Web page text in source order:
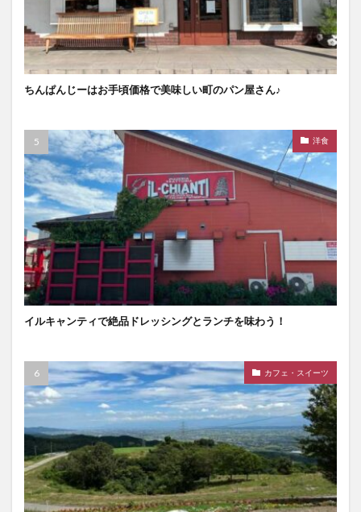
ちんぱんじーはお手頃価格で美味しい町のパン屋さん♪
洋食
イルキャンティで絶品ドレッシングとランチを味わう！
カフェ・スイーツ